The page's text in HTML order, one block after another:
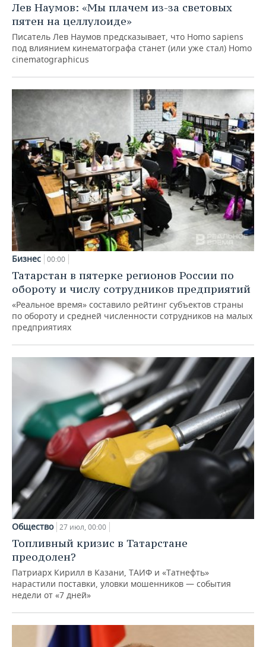
Лев Наумов: «Мы плачем из-за световых
пятен на целлулоиде»
Писатель Лев Наумов предсказывает, что Homo sapiens
под влиянием кинематографа станет (или уже стал) Homo
cinematographicus
Бизнес 00:00
Татарстан в пятерке регионов России по
обороту и числу сотрудников предприятий
«Реальное время» составило рейтинг субъектов страны
по обороту и средней численности сотрудников на малых
предприятиях
Общество 27 июл, 00:00
Топливный кризис в Татарстане
преодолен?
Патриарх Кирилл в Казани, ТАИФ и «Татнефть»
нарастили поставки, уловки мошенников — события
недели от «7 дней»